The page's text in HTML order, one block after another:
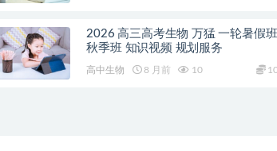
2026 高三高考生物 万猛 一轮暑假班
秋季班 知识视频 规划服务
高中生物 8 月前 10